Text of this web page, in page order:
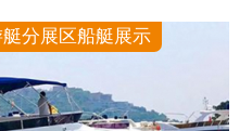
分展区船艇展示